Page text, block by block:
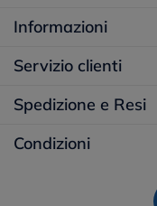
Informazioni
Servizio clienti
Spedizione e Resi
Condizioni